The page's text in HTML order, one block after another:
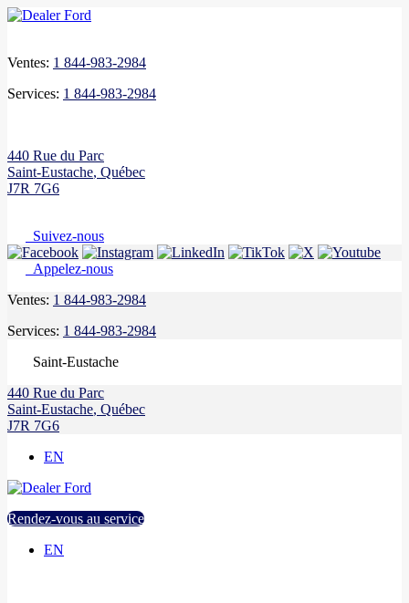
Ventes: 1 844-983-2984
Services: 1 844-983-2984
440 Rue du Parc
Saint-Eustache, Québec
J7R 7G6
Suivez-nous
Appelez-nous
Ventes: 1 844-983-2984
Services: 1 844-983-2984
Saint-Eustache
440 Rue du Parc
Saint-Eustache, Québec
J7R 7G6
EN
Rendez-vous au service
EN